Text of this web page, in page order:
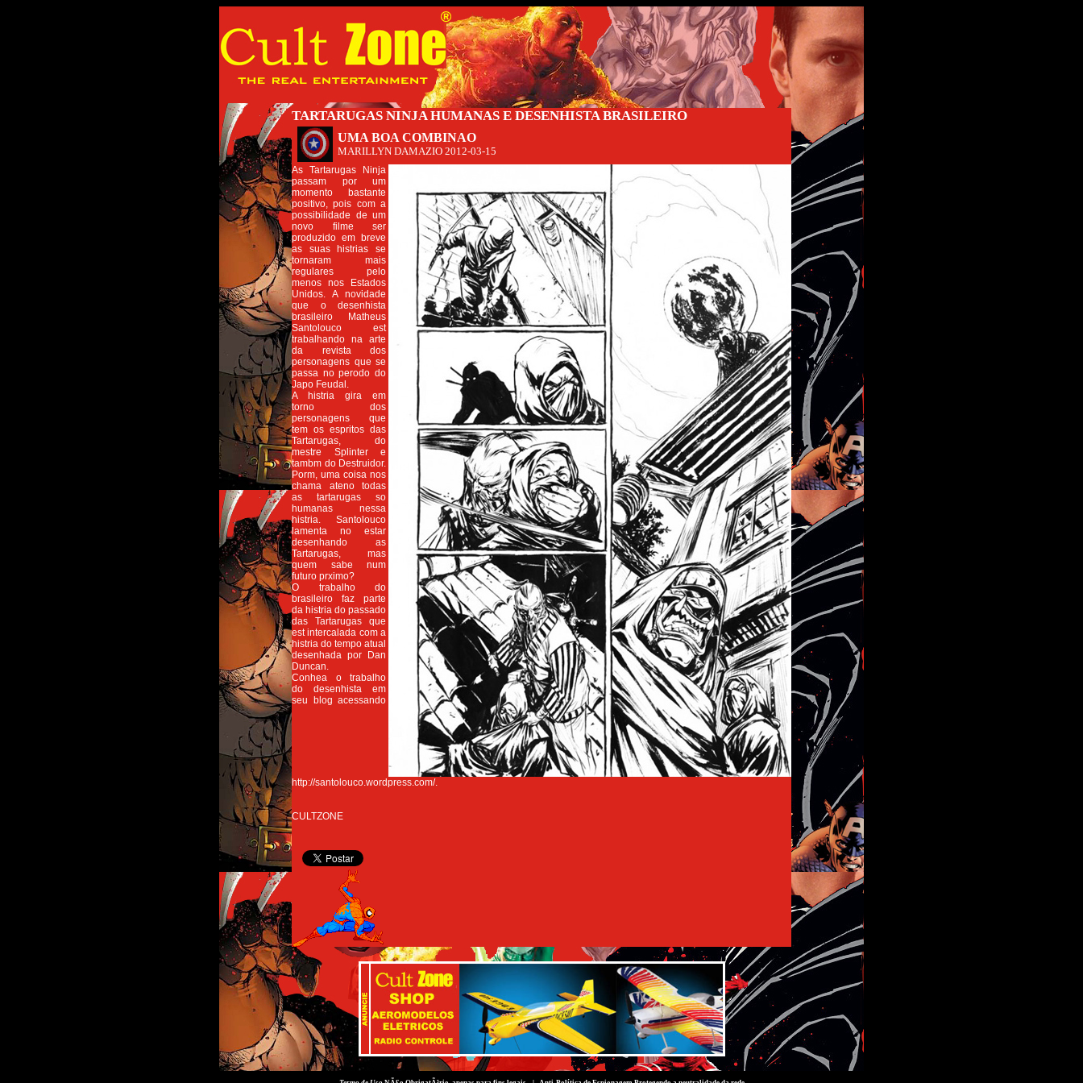
TARTARUGAS NINJA HUMANAS E DESENHISTA BRASILEIRO
UMA BOA COMBINAO
MARILLYN DAMAZIO 2012-03-15
As Tartarugas Ninja
passam por um
momento bastante
positivo, pois com a
possibilidade de um
novo filme ser
produzido em breve
as suas histrias se
tornaram mais
regulares pelo
menos nos Estados
Unidos. A novidade
que o desenhista
brasileiro Matheus
Santolouco est
trabalhando na arte
da revista dos
personagens que se
passa no perodo do
Japo Feudal.
A histria gira em
torno dos
personagens que
tem os espritos das
Tartarugas, do
mestre Splinter e
tambm do Destruidor.
Porm, uma coisa nos
chama ateno todas
as tartarugas so
humanas nessa
histria. Santolouco
lamenta no estar
desenhando as
Tartarugas, mas
quem sabe num
futuro prximo?
O trabalho do
brasileiro faz parte
da histria do passado
das Tartarugas que
est intercalada com a
histria do tempo atual
desenhada por Dan
Duncan.
Conhea o trabalho
do desenhista em
seu blog acessando
http://santolouco.wordpress.com/.
CULTZONE